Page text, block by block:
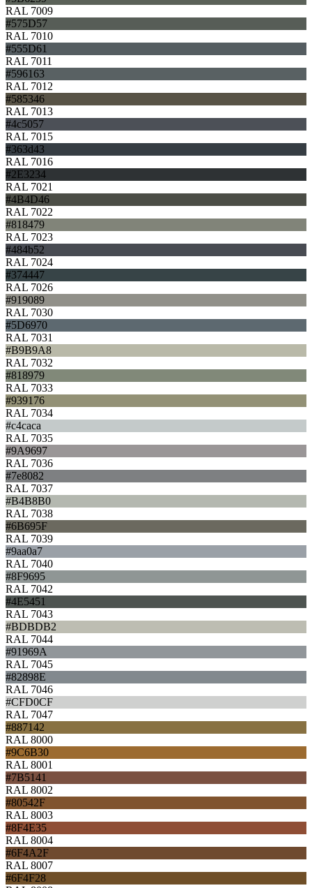
RAL 7009
#575D57
RAL 7010
#555D61
RAL 7011
#596163
RAL 7012
#585346
RAL 7013
#4c5057
RAL 7015
#363d43
RAL 7016
#2E3234
RAL 7021
#4B4D46
RAL 7022
#818479
RAL 7023
#484b52
RAL 7024
#374447
RAL 7026
#919089
RAL 7030
#5D6970
RAL 7031
#B9B9A8
RAL 7032
#818979
RAL 7033
#939176
RAL 7034
#c4caca
RAL 7035
#9A9697
RAL 7036
#7e8082
RAL 7037
#B4B8B0
RAL 7038
#6B695F
RAL 7039
#9aa0a7
RAL 7040
#8F9695
RAL 7042
#4E5451
RAL 7043
#BDBDB2
RAL 7044
#91969A
RAL 7045
#82898E
RAL 7046
#CFD0CF
RAL 7047
#887142
RAL 8000
#9C6B30
RAL 8001
#7B5141
RAL 8002
#80542F
RAL 8003
#8F4E35
RAL 8004
#6F4A2F
RAL 8007
#6F4F28